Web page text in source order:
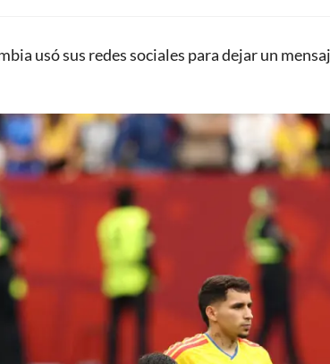
usó sus redes sociales para dejar un